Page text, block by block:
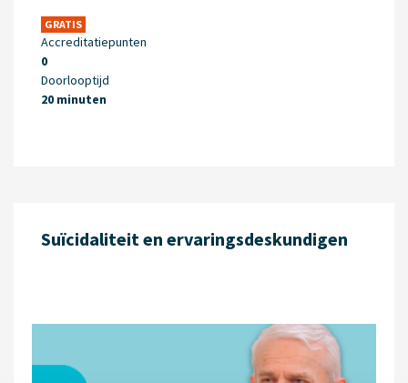
GRATIS
Accreditatiepunten
0
Doorlooptijd
20 minuten
Suïcidaliteit en ervaringsdeskundigen